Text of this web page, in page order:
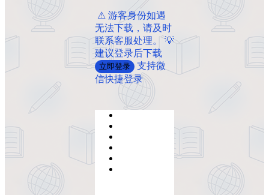
️ ️⚠ 游客身份如遇
无法下载，请及时
联系客服处理。 💡
建议登录后下载
立即登录
支持微
信快捷登录